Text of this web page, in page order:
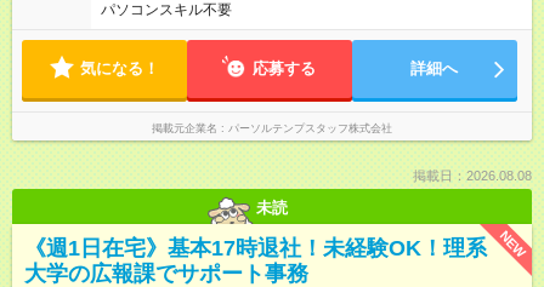
パソコンスキル不要
気になる！ 応募する 詳細へ
掲載元企業名 パーソルテンプスタッフ株式会社
掲載日：2026.08.08
未読
NEW
《週1日在宅》基本17時退社！未経験OK！理系
大学の広報課でサポート事務